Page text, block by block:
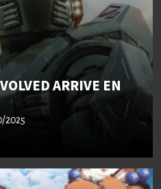
ARRIVE EN
2025